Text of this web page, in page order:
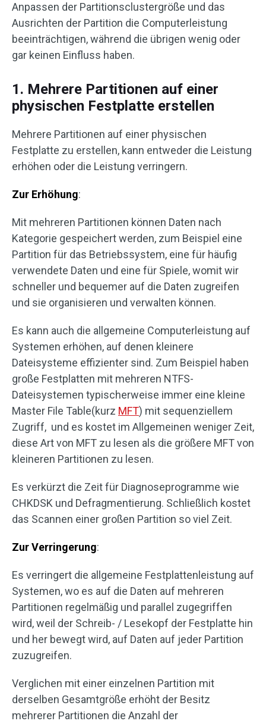
Anpassen der Partitionsclustergröße und das
Ausrichten der Partition die Computerleistung
beeinträchtigen, während die übrigen wenig oder
gar keinen Einfluss haben.
1. Mehrere Partitionen auf einer
physischen Festplatte erstellen
Mehrere Partitionen auf einer physischen
Festplatte zu erstellen, kann entweder die Leistung
erhöhen oder die Leistung verringern.
Zur Erhöhung:
Mit mehreren Partitionen können Daten nach
Kategorie gespeichert werden, zum Beispiel eine
Partition für das Betriebssystem, eine für häufig
verwendete Daten und eine für Spiele, womit wir
schneller und bequemer auf die Daten zugreifen
und sie organisieren und verwalten können.
Es kann auch die allgemeine Computerleistung auf
Systemen erhöhen, auf denen kleinere
Dateisysteme effizienter sind. Zum Beispiel haben
große Festplatten mit mehreren NTFS-
Dateisystemen typischerweise immer eine kleine
Master File Table(kurz MFT) mit sequenziellem
Zugriff, und es kostet im Allgemeinen weniger Zeit,
diese Art von MFT zu lesen als die größere MFT von
kleineren Partitionen zu lesen.
Es verkürzt die Zeit für Diagnoseprogramme wie
CHKDSK und Defragmentierung. Schließlich kostet
das Scannen einer großen Partition so viel Zeit.
Zur Verringerung:
Es verringert die allgemeine Festplattenleistung auf
Systemen, wo es auf die Daten auf mehreren
Partitionen regelmäßig und parallel zugegriffen
wird, weil der Schreib- / Lesekopf der Festplatte hin
und her bewegt wird, auf Daten auf jeder Partition
zuzugreifen.
Verglichen mit einer einzelnen Partition mit
derselben Gesamtgröße erhöht der Besitz
mehrerer Partitionen die Anzahl der